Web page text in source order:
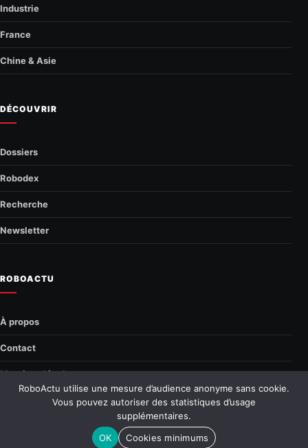
Industrie
France
Chine & Asie
DÉCOUVRIR
Dossiers
Robodex
Recherche
Newsletter
ROBOACTU
À propos
Contact
Mentions légales
Confidentialité
Tous droits réservés
RoboActu utilise une mesure d’audience anonyme sans cookie.
Vous pouvez autoriser des statistiques d’usage
supplémentaires.
OK
Cookies minimums